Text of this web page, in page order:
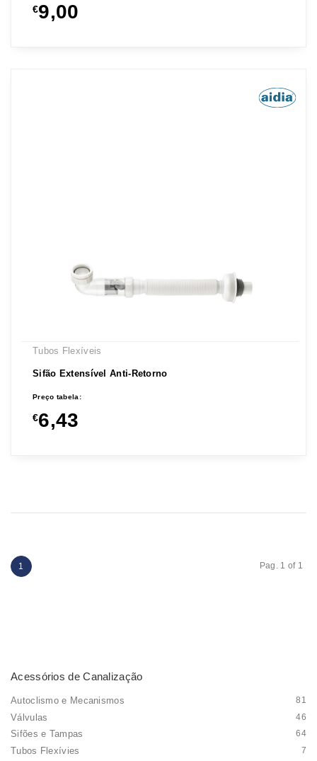
€9,00
Tubos Flexíveis
Sifão Extensível Anti-Retorno
Preço tabela:
€6,43
1 Pag. 1 of 1
Acessórios de Canalização
Autoclismo e Mecanismos 81
Válvulas 46
Sifões e Tampas 64
Tubos Flexívies 7